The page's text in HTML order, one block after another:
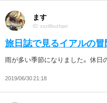
ます
ID: xszi6buzfqwt
旅日誌で見るイアルの冒
雨が多い季節になりました。 休日
2019/06/30 21:18